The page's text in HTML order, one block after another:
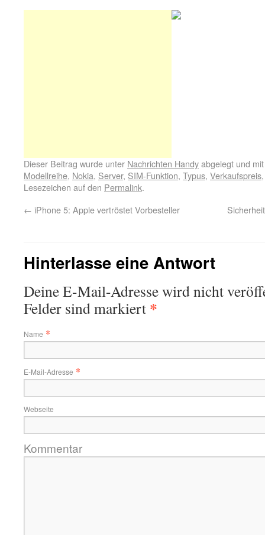
Dieser Beitrag wurde unter Nachrichten Handyabgelegt und
Modellreihe, Nokia, Server, SIM-Funktion, Typus, Verkaufspreis
Lesezeichen auf den Permalink.
← iPhone 5: Apple vertröstet Vorbesteller
Hinterlasse eine Antwort
Deine E-Mail-Adresse wird nicht
Felder sind markiert *
Name *
E-Mail-Adresse *
Webseite
Kommentar